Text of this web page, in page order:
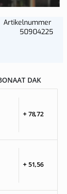
Artikelnummer
50904225
DAK
+ 78,72
+ 51,56